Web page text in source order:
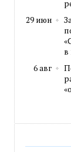
29 июн
в
6 авг